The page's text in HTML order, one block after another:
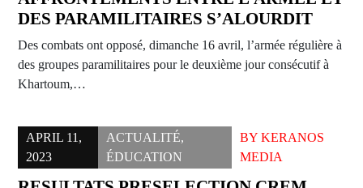
DES PARAMILITAIRES S’ALOURDIT
Des combats ont opposé, dimanche 16 avril, l’armée régulière à
des groupes paramilitaires pour le deuxième jour consécutif à
Khartoum,…
APRIL 11,
2023
ACTUALITÉ,
ÉDUCATION
BY KERANOS
MEDIA